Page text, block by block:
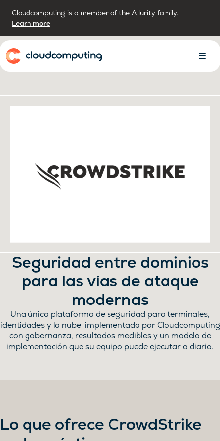
Cloudcomputing is a member of the Allurity family.
Learn more
Inicio
Menú
Seguridad entre dominios
para las vías de ataque
modernas
Una única plataforma de seguridad para terminales,
identidades y la nube, implementada por Cloudcomputing
con gobernanza, resultados medibles y un modelo de
implementación que su equipo puede ejecutar a diario.
Lo que ofrece CrowdStrike